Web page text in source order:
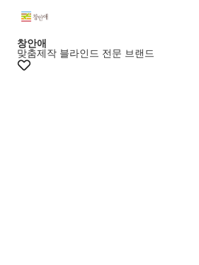
창안애
맞춤제작 블라인드 전문 브랜드